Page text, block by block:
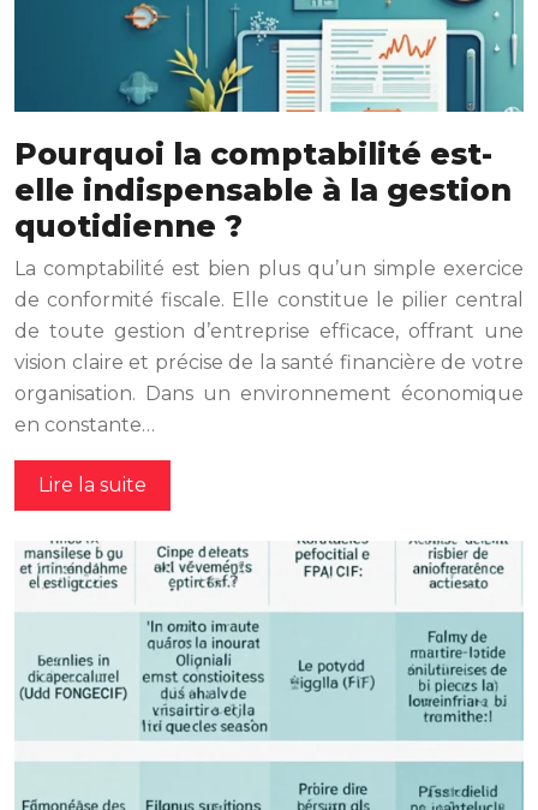
Pourquoi la comptabilité est-
elle indispensable à la gestion
quotidienne ?
La comptabilité est bien plus qu’un simple exercice
de conformité fiscale. Elle constitue le pilier central
de toute gestion d’entreprise efficace, offrant une
vision claire et précise de la santé financière de votre
organisation. Dans un environnement économique
en constante…
Lire la suite